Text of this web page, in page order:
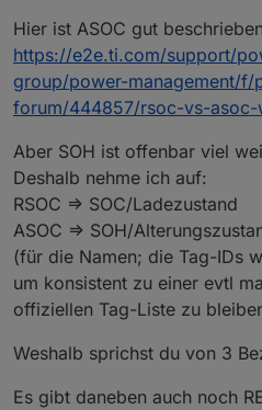
Hier ist ASOC gut
https://e2e.ti.com/support/
group/power-management/f/
forum/444857/rsoc-vs-
Aber SOH ist offenbar viel
Deshalb nehme ich auf:
RSOC => SOC/Ladezustand
ASOC => SOH/
(für die Namen; die Tag-IDs
um konsistent zu einer evtl
offiziellen Tag-Liste zu
Weshalb sprichst du von 3
Es gibt daneben auch noch